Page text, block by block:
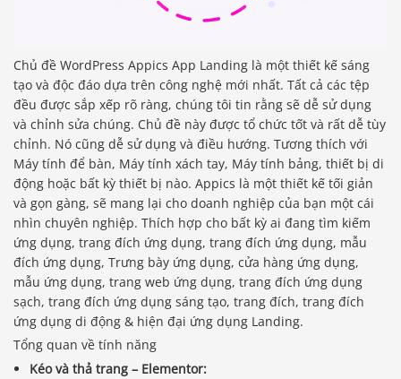
Chủ đề WordPress Appics App Landing là một thiết kế sáng
tạo và độc đáo dựa trên công nghệ mới nhất. Tất cả các tệp
đều được sắp xếp rõ ràng, chúng tôi tin rằng sẽ dễ sử dụng
và chỉnh sửa chúng. Chủ đề này được tổ chức tốt và rất dễ tùy
chỉnh. Nó cũng dễ sử dụng và điều hướng. Tương thích với
Máy tính để bàn, Máy tính xách tay, Máy tính bảng, thiết bị di
động hoặc bất kỳ thiết bị nào. Appics là một thiết kế tối giản
và gọn gàng, sẽ mang lại cho doanh nghiệp của bạn một cái
nhìn chuyên nghiệp. Thích hợp cho bất kỳ ai đang tìm kiếm
ứng dụng, trang đích ứng dụng, trang đích ứng dụng, mẫu
đích ứng dụng, Trưng bày ứng dụng, cửa hàng ứng dụng,
mẫu ứng dụng, trang web ứng dụng, trang đích ứng dụng
sạch, trang đích ứng dụng sáng tạo, trang đích, trang đích
ứng dụng di động & hiện đại ứng dụng Landing.
Tổng quan về tính năng
Kéo và thả trang – Elementor: